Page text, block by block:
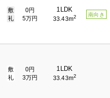
敷
0円
礼
5万円
1LDK
33.43m2 南向き
敷
0円
礼
3万円
1LDK
33.43m2